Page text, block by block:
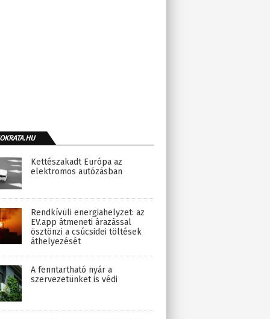
Kettészakadt Európa az
elektromos autózásban
Rendkívüli energiahelyzet: az
EV.app átmeneti árazással
ösztönzi a csúcsidei töltések
áthelyezését
A fenntartható nyár a
szervezetünket is védi